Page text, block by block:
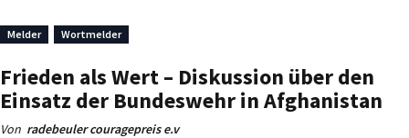
Melder Wortmelder
Frieden als Wert – Diskussion über den
Einsatz der Bundeswehr in Afghanistan
Von radebeuler couragepreis e.v